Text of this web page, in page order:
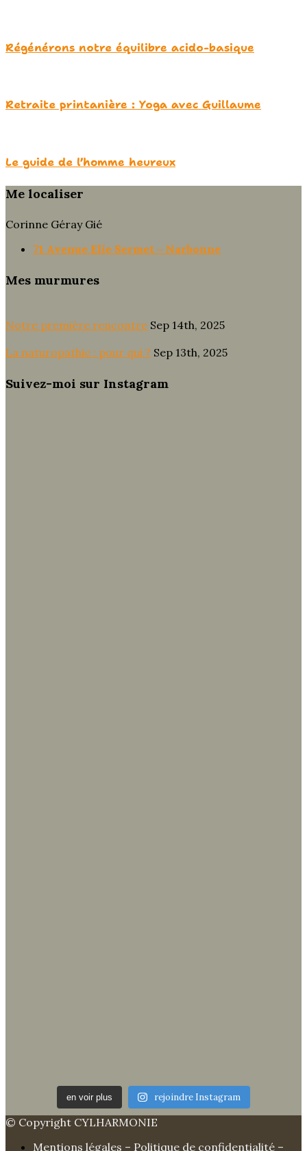
Régénérons notre équilibre acido-basique
Retraite printanière : Yoga avec Guillaume
Le guide de l’homme heureux
Me localiser
Corinne Géray Gié
71 Avenue Elie Sermet – Narbonne
Mes murmures
Notre première rencontre Sep 14th, 2025
La naturopathie : pour qui ? Sep 13th, 2025
Suivez-moi sur Instagram
en voir plus rejoindre Instagram
© Copyright CYLHARMONIE
Mentions légales – Politique de confidentialité –